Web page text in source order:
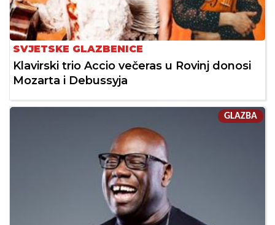
SVJETSKE GLAZBENICE
Klavirski trio Accio večeras u Rovinj donosi
Mozarta i Debussyja
GLAZBA